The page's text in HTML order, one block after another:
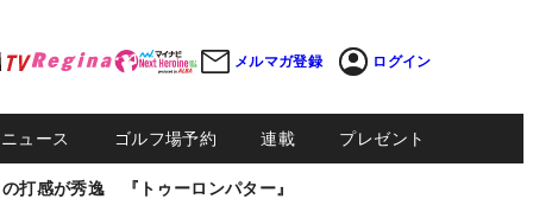
メルマガ登録 ログイン
ュース ゴルフ場予約 連載 プレゼント
打感が秀逸 『トゥーロンパター』